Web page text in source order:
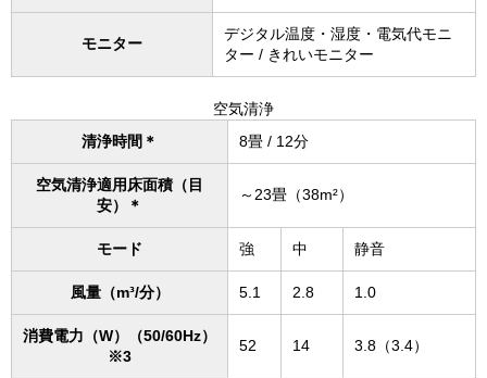
モニター
デジタル温度・湿度・電気代モニ
ター / きれいモニター
空気清浄
清浄時間＊
8畳 / 12分
空気清浄適用床面積（目
安）＊
～23畳（38m²）
モード 強 中 静音
風量（m³/分） 5.1 2.8 1.0
消費電力（W）（50/60Hz）
※3
52 14 3.8（3.4）